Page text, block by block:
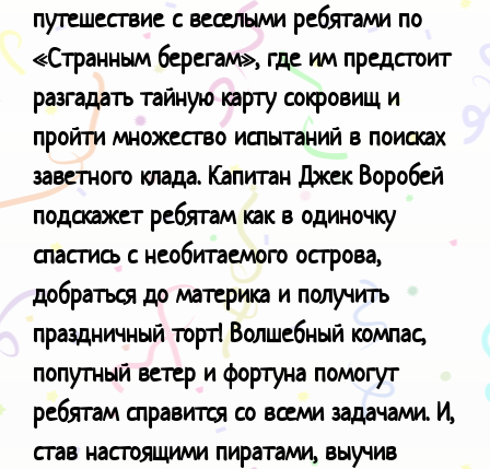
путешествие с веселыми ребятами по
«Странным берегам», где им предстоит
разгадать тайную карту сокровищ и
пройти множество испытаний в поисках
заветного клада. Капитан Джек Воробей
подскажет ребятам как в одиночку
спастись с необитаемого острова,
добраться до материка и получить
праздничный торт! Волшебный компас,
попутный ветер и фортуна помогут
ребятам справится со всеми задачами. И,
став настоящими пиратами, выучив